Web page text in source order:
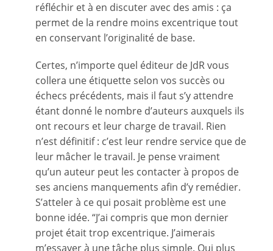
réfléchir et à en discuter avec des amis : ça
permet de la rendre moins excentrique tout
en conservant l’originalité de base.
Certes, n’importe quel éditeur de JdR vous
collera une étiquette selon vos succès ou
échecs précédents, mais il faut s’y attendre
étant donné le nombre d’auteurs auxquels ils
ont recours et leur charge de travail. Rien
n’est définitif : c’est leur rendre service que de
leur mâcher le travail. Je pense vraiment
qu’un auteur peut les contacter à propos de
ses anciens manquements afin d’y remédier.
S’atteler à ce qui posait problème est une
bonne idée. “J’ai compris que mon dernier
projet était trop excentrique. J’aimerais
m’essayer à une tâche plus simple. Qui plus